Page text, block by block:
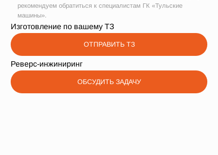
рекомендуем обратиться к специалистам ГК «Тульские
машины».
Изготовление по вашему ТЗ
ОТПРАВИТЬ ТЗ
Реверс-инжиниринг
ОБСУДИТЬ ЗАДАЧУ